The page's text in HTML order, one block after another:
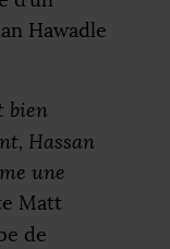
Hawadle
bien
Hassan
une
Matt
de